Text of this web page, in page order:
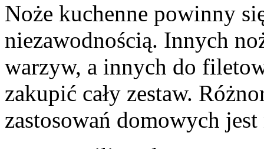
Noże kuchenne powinny
niezawodnością. Innych
warzyw, a innych do
zakupić cały zestaw.
zastosowań domowych